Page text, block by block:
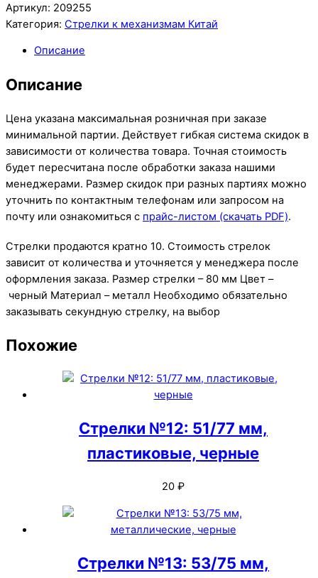
Артикул: 209255
Категория: Стрелки к механизмам Китай
Описание
Описание
Цена указана максимальная розничная при заказе
минимальной партии. Действует гибкая система скидок в
зависимости от количества товара. Точная стоимость
будет пересчитана после обработки заказа нашими
менеджерами. Размер скидок при разных партиях можно
уточнить по контактным телефонам или запросом на
почту или ознакомиться с прайс-листом (скачать PDF).
Стрелки продаются кратно 10. Стоимость стрелок
зависит от количества и уточняется у менеджера после
оформления заказа. Размер стрелки – 80 мм Цвет –
черный Материал – металл Необходимо обязательно
заказывать секундную стрелку, на выбор
Похожие
Стрелки №12: 51/77 мм,
пластиковые, черные
20 ₽
Стрелки №13: 53/75 мм,